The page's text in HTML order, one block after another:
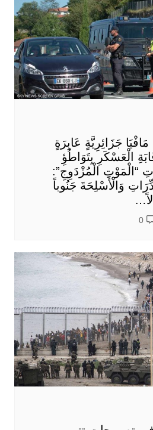
جَزَائِرِيَّةٍ عَابِرَةٍ
الْعَسْكَرِ بِتَوَاطُؤِ
“الْمَوْتِ الْمُزْدَوِجِ”:
وَالْأَسْلِحَةَ جَنُوباً
0